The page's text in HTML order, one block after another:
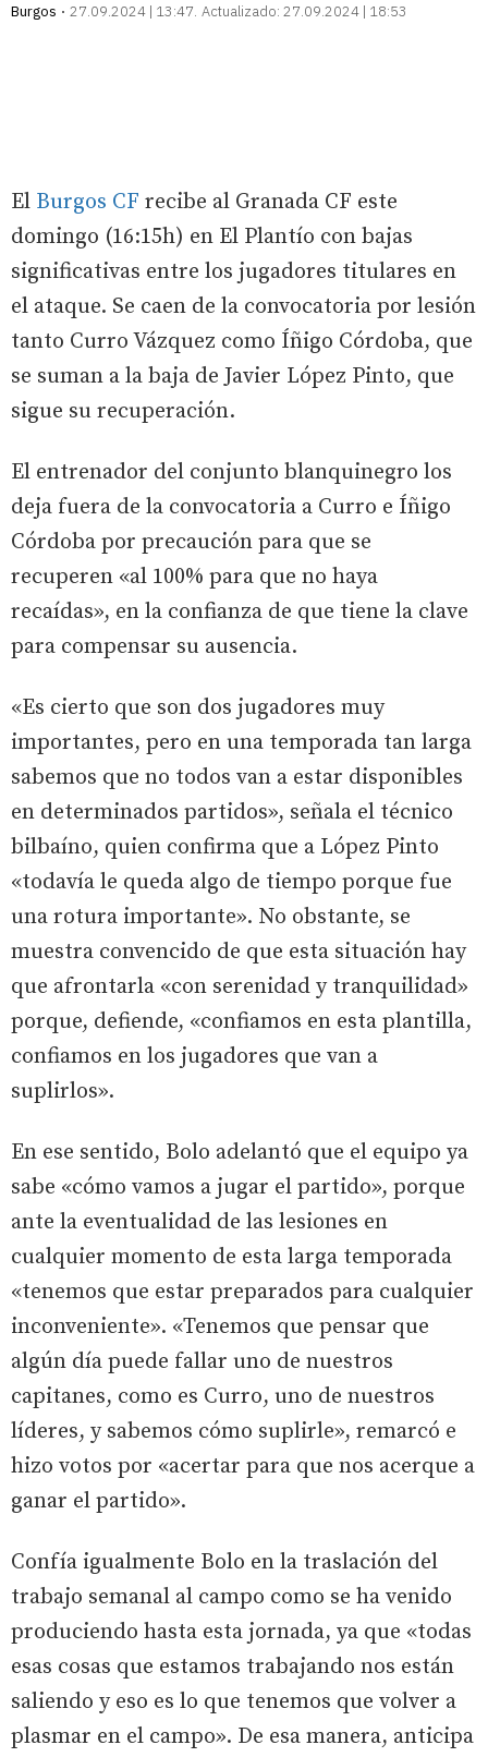
Burgos
27.09.2024 | 13:47 Actualizado: 27.09.2024 | 18:53
El Burgos CF recibe al Granada CF este
domingo (16:15h) en El Plantío con bajas
significativas entre los jugadores titulares en
el ataque. Se caen de la convocatoria por lesión
tanto Curro Vázquez como Íñigo Córdoba, que
se suman a la baja de Javier López Pinto, que
sigue su recuperación.
El entrenador del conjunto blanquinegro los
deja fuera de la convocatoria a Curro e Íñigo
Córdoba por precaución para que se
recuperen «al 100% para que no haya
recaídas», en la confianza de que tiene la clave
para compensar su ausencia.
«Es cierto que son dos jugadores muy
importantes, pero en una temporada tan larga
sabemos que no todos van a estar disponibles
en determinados partidos», señala el técnico
bilbaíno, quien confirma que a López Pinto
«todavía le queda algo de tiempo porque fue
una rotura importante». No obstante, se
muestra convencido de que esta situación hay
que afrontarla «con serenidad y tranquilidad»
porque, defiende, «confiamos en esta plantilla,
confiamos en los jugadores que van a
suplirlos».
En ese sentido, Bolo adelantó que el equipo ya
sabe «cómo vamos a jugar el partido», porque
ante la eventualidad de las lesiones en
cualquier momento de esta larga temporada
«tenemos que estar preparados para cualquier
inconveniente». «Tenemos que pensar que
algún día puede fallar uno de nuestros
capitanes, como es Curro, uno de nuestros
líderes, y sabemos cómo suplirle», remarcó e
hizo votos por «acertar para que nos acerque a
ganar el partido».
Confía igualmente Bolo en la traslación del
trabajo semanal al campo como se ha venido
produciendo hasta esta jornada, ya que «todas
esas cosas que estamos trabajando nos están
saliendo y eso es lo que tenemos que volver a
plasmar en el campo». De esa manera, anticipa